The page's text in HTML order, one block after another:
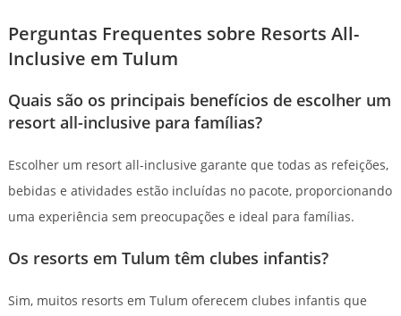
Perguntas Frequentes sobre Resorts All-
Inclusive em Tulum
Quais são os principais benefícios de escolher um
resort all-inclusive para famílias?
Escolher um resort all-inclusive garante que todas as refeições,
bebidas e atividades estão incluídas no pacote, proporcionando
uma experiência sem preocupações e ideal para famílias.
Os resorts em Tulum têm clubes infantis?
Sim, muitos resorts em Tulum oferecem clubes infantis que